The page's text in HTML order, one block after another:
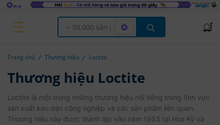
Offcanvas Menu Open
Trang chủ Thương hiệu Loctite
Thương hiệu Loctite
Loctite là một trong những thương hiệu nổi tiếng trong lĩnh vực
sản xuất keo dán công nghiệp và các sản phẩm liên quan.
Thương hiệu này được thành lập vào năm 1953 tại Hoa Kỳ và